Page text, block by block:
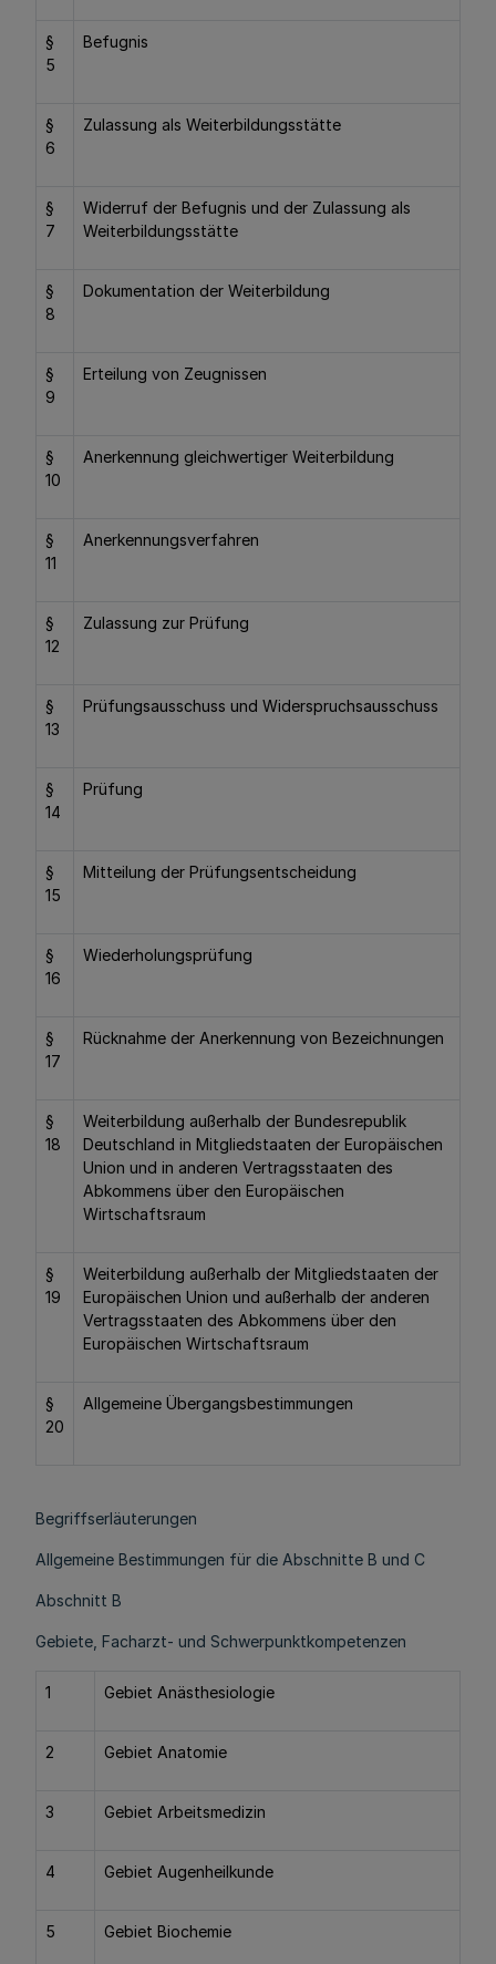
§
5
Befugnis
§
6
Zulassung als Weiterbildungsstätte
§
7
Widerruf der Befugnis und der Zulassung als
Weiterbildungsstätte
§
8
Dokumentation der Weiterbildung
§
9
Erteilung von Zeugnissen
§
10
Anerkennung gleichwertiger Weiterbildung
§
11
Anerkennungsverfahren
§
12
Zulassung zur Prüfung
§
13
Prüfungsausschuss und Widerspruchsausschuss
§
14
Prüfung
§
15
Mitteilung der Prüfungsentscheidung
§
16
Wiederholungsprüfung
§
17
Rücknahme der Anerkennung von Bezeichnungen
§
18
Weiterbildung außerhalb der Bundesrepublik
Deutschland in Mitgliedstaaten der Europäischen
Union und in anderen Vertragsstaaten des
Abkommens über den Europäischen
Wirtschaftsraum
§
19
Weiterbildung außerhalb der Mitgliedstaaten der
Europäischen Union und außerhalb der anderen
Vertragsstaaten des Abkommens über den
Europäischen Wirtschaftsraum
§
20
Allgemeine Übergangsbestimmungen
Begriffserläuterungen
Allgemeine Bestimmungen für die Abschnitte B und C
Abschnitt B
Gebiete, Facharzt- und Schwerpunktkompetenzen
1 Gebiet Anästhesiologie
2 Gebiet Anatomie
3 Gebiet Arbeitsmedizin
4 Gebiet Augenheilkunde
5 Gebiet Biochemie